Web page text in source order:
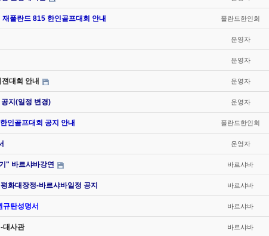
폴란드 815 한인골프대회 안내 폴란드한인회
운영자
운영자
대회 안내 운영자
지(일정 변경) 운영자
인골프대회 공지 안내 폴란드한인회
운영자
" 바르샤바강연 바르샤바
화대장정-바르샤바일정 공지 바르샤바
규탄성명서 바르샤바
대사관 바르샤바